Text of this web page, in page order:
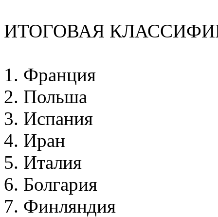
ИТОГОВАЯ
1. Франция
2. Польша
3. Испания
4. Иран
5. Италия
6. Болгария
7. Финляндия